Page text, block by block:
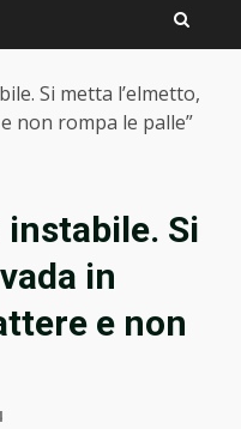
Si metta l’elmetto,
non rompa le palle”
instabile. Si
in
e non